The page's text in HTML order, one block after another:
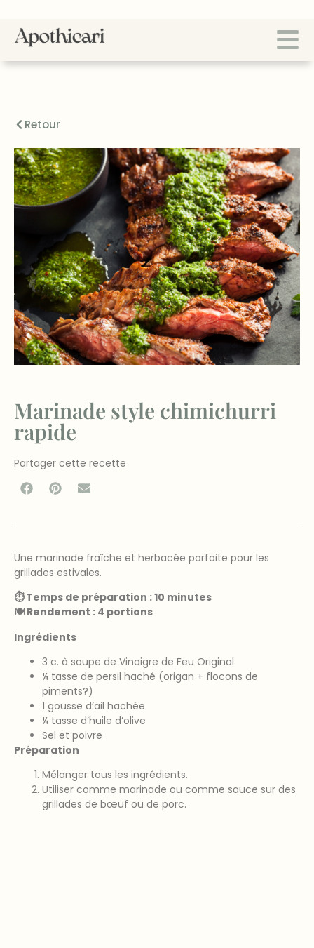
Retour
Marinade style chimichurri
rapide
Partager cette recette
Une marinade fraîche et herbacée parfaite pour les
grillades estivales.
⏱ Temps de préparation : 10 minutes
🍽 Rendement : 4 portions
Ingrédients
3 c. à soupe de Vinaigre de Feu Original
¼ tasse de persil haché (origan + flocons de
piments?)
1 gousse d’ail hachée
¼ tasse d’huile d’olive
Sel et poivre
Préparation
Mélanger tous les ingrédients.
Utiliser comme marinade ou comme sauce sur des
grillades de bœuf ou de porc.